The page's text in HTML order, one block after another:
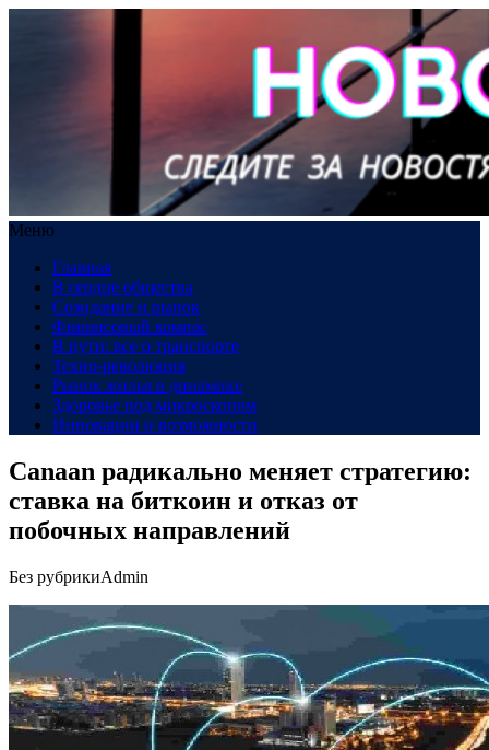
Меню
Главная
В сердце общества
Созидание и рынок
Финансовый компас
В пути: все о транспорте
Техно-революция
Рынок жилья в динамике
Здоровье под микроскопом
Инновации и возможности
Canaan радикально меняет стратегию:
ставка на биткоин и отказ от
побочных направлений
Без рубрикиAdmin